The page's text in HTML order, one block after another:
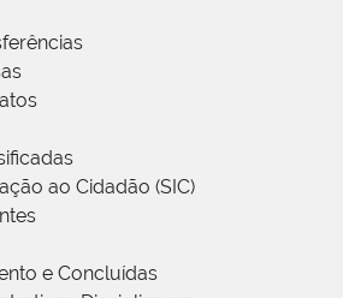
ao Cidadão (SIC)
e Concluídas